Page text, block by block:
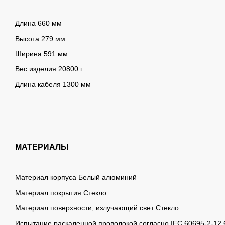
Длина 660 мм
Высота 279 мм
Ширина 591 мм
Вес изделия 20800 г
Длина кабеля 1300 мм
МАТЕРИАЛЫ
Материал корпуса Белый алюминий
Материал покрытия Стекло
Материал поверхности, излучающий свет Стекло
Испытание раскаленной проволокой согласно IEC 60695-2-12